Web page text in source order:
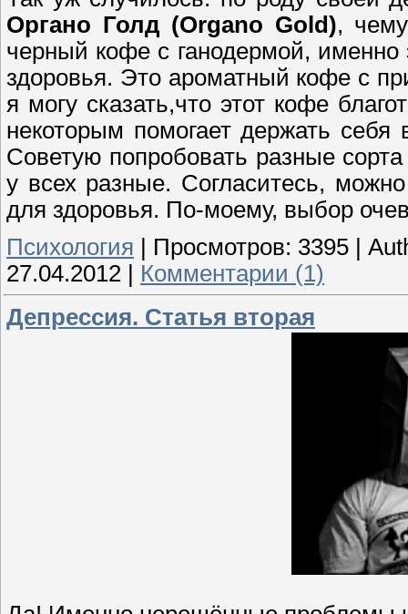
Органо Голд (Оrgano Gold),
черный кофе с ганодермой, именно
здоровья. Это ароматный кофе с
я могу сказать,что этот кофе
некоторым помогает держать
Советую попробовать разные
у всех разные. Согласитесь,
для здоровья. По-моему, выбор
Психология
Просмотров: 3395
27.04.2012
Комментарии (1)
Депрессия. Статья вторая